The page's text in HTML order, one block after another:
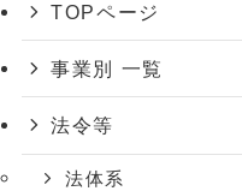
TOPページ
事業別 一覧
法令等
法体系